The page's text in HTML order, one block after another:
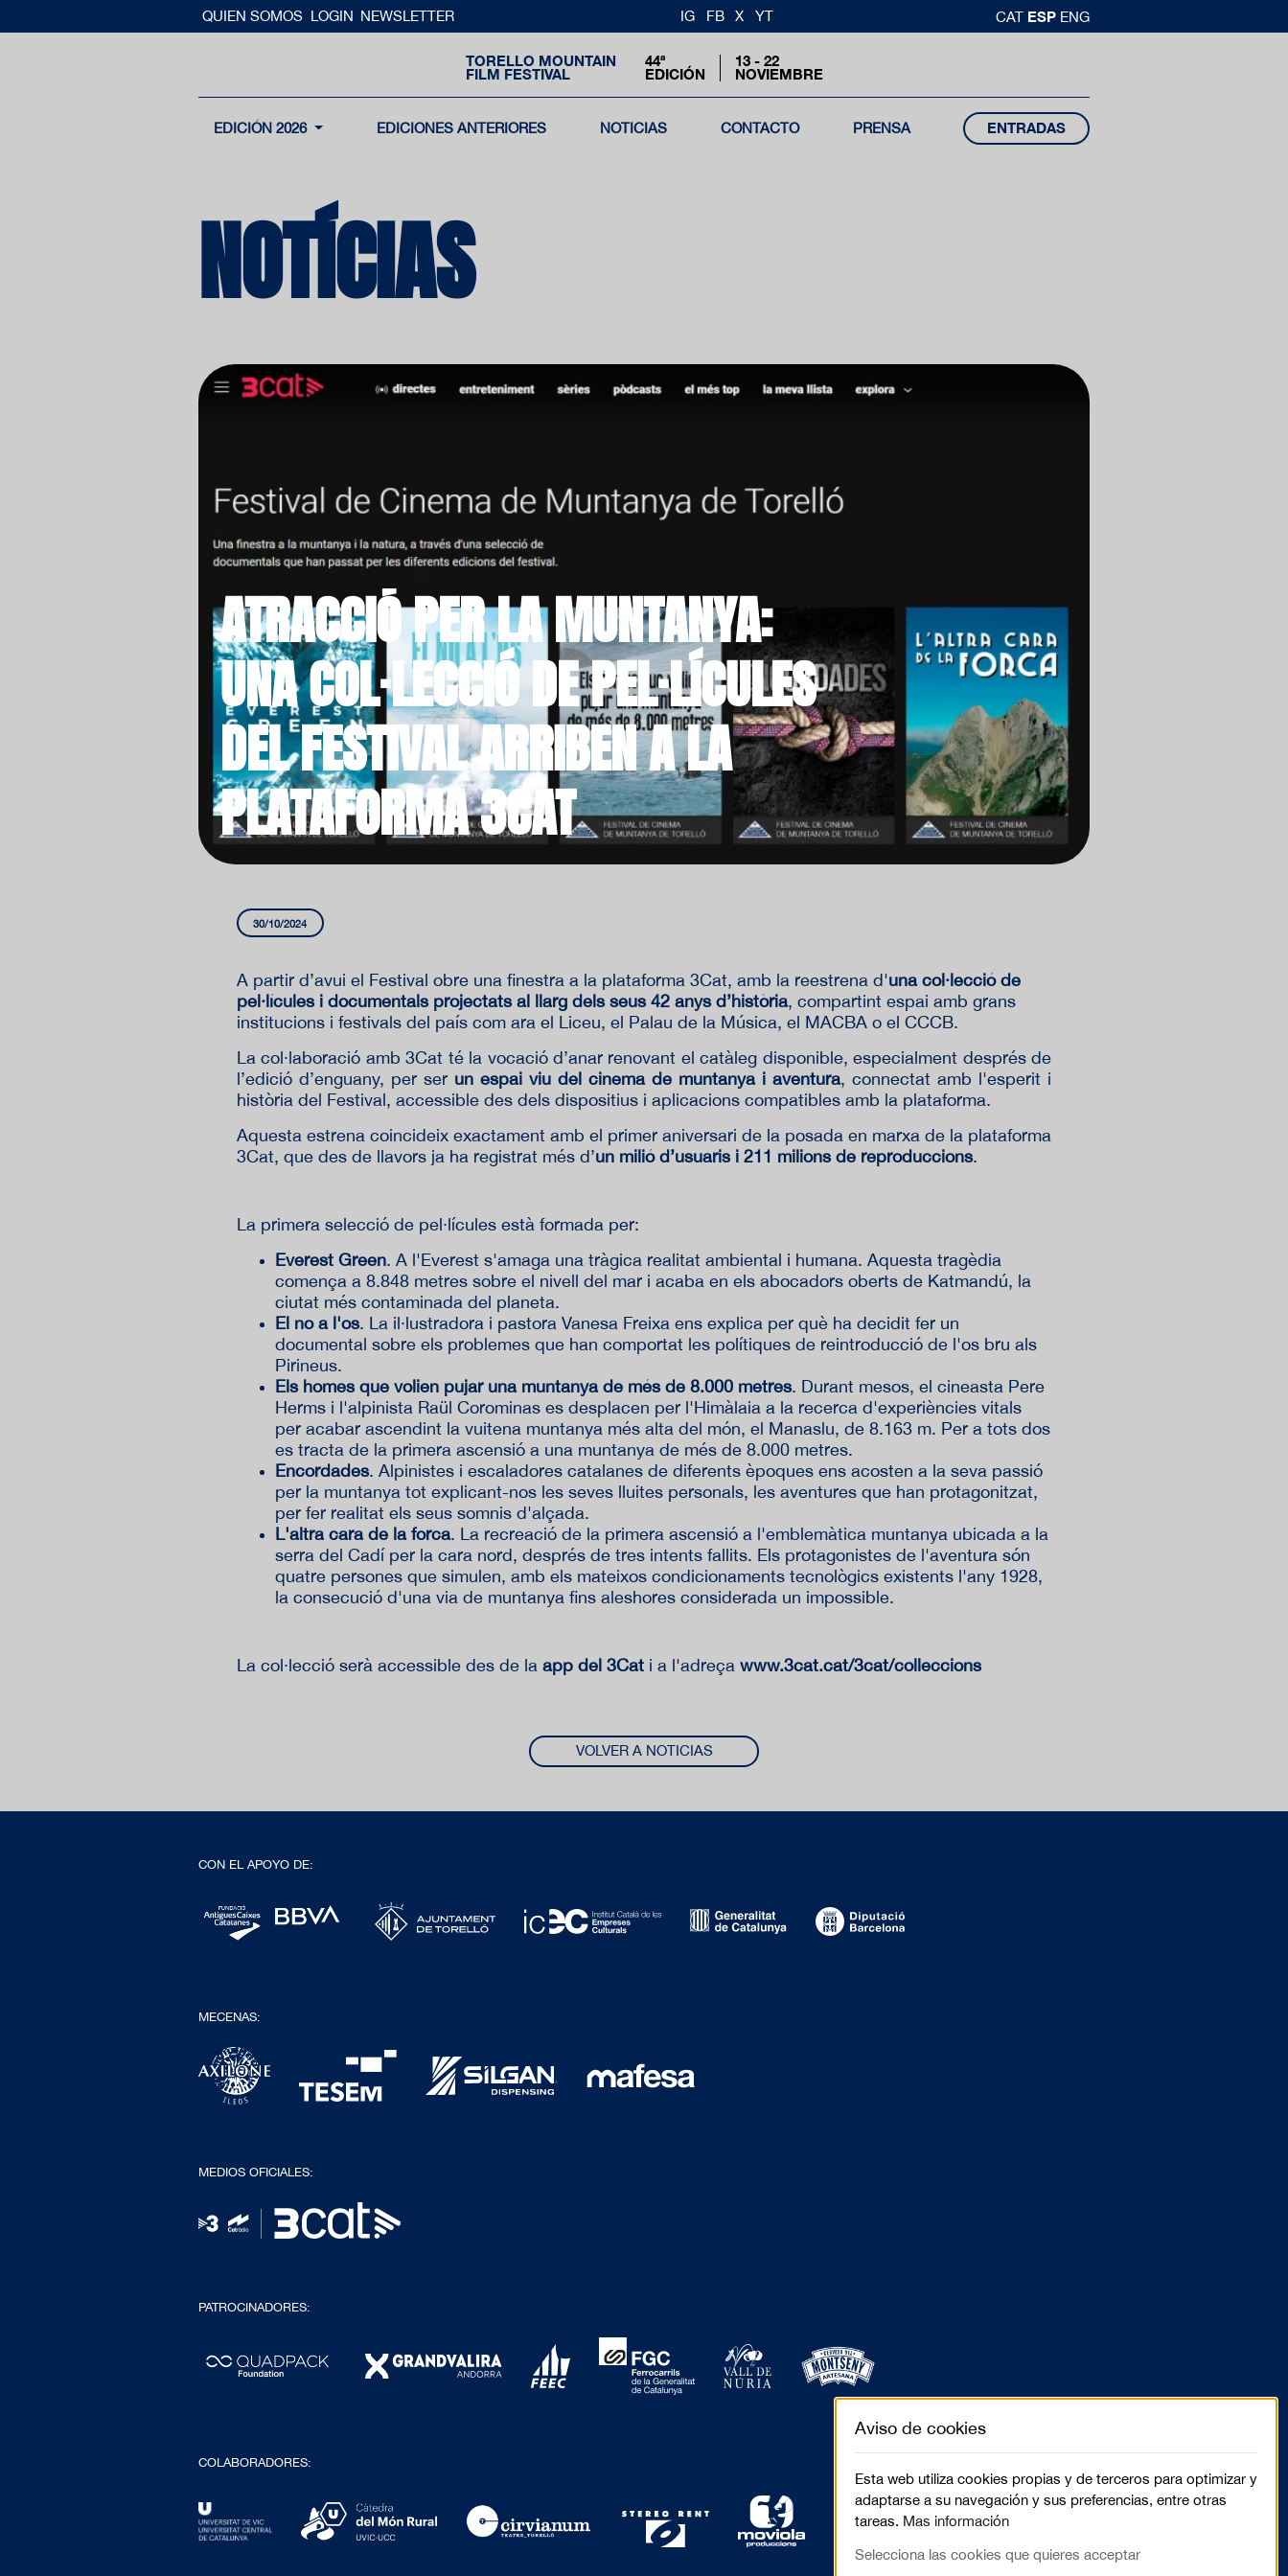
QUIEN SOMOS LOGIN NEWSLETTER IG FB X YT CAT ESP ENG
TORELLO MOUNTAIN
FILM FESTIVAL
44ª
EDICIÓN
13 - 22
NOVIEMBRE
EDICIÓN 2026 EDICIONES ANTERIORES NOTICIAS CONTACTO PRENSA ENTRADAS
NOTÍCIAS
ATRACCIÓ PER LA MUNTANYA:
UNA COL·LECCIÓ DE PEL·LÍCULES
DEL FESTIVAL ARRIBEN A LA
PLATAFORMA 3CAT
30/10/2024
A partir d’avui el Festival obre una finestra a la plataforma 3Cat, amb la reestrena d'una col·lecció de
pel·lícules i documentals projectats al llarg dels seus 42 anys d’història, compartint espai amb grans
institucions i festivals del país com ara el Liceu, el Palau de la Música, el MACBA o el CCCB.
La col·laboració amb 3Cat té la vocació d’anar renovant el catàleg disponible, especialment després de
l’edició d’enguany, per ser un espai viu del cinema de muntanya i aventura, connectat amb l'esperit i
història del Festival, accessible des dels dispositius i aplicacions compatibles amb la plataforma.
Aquesta estrena coincideix exactament amb el primer aniversari de la posada en marxa de la plataforma
3Cat, que des de llavors ja ha registrat més d’un milió d’usuaris i 211 milions de reproduccions.
La primera selecció de pel·lícules està formada per:
Everest Green. A l'Everest s'amaga una tràgica realitat ambiental i humana. Aquesta tragèdia
comença a 8.848 metres sobre el nivell del mar i acaba en els abocadors oberts de Katmandú, la
ciutat més contaminada del planeta.
El no a l'os. La il·lustradora i pastora Vanesa Freixa ens explica per què ha decidit fer un
documental sobre els problemes que han comportat les polítiques de reintroducció de l'os bru als
Pirineus.
Els homes que volien pujar una muntanya de més de 8.000 metres. Durant mesos, el cineasta Pere
Herms i l'alpinista Raül Corominas es desplacen per l'Himàlaia a la recerca d'experiències vitals
per acabar ascendint la vuitena muntanya més alta del món, el Manaslu, de 8.163 m. Per a tots dos
es tracta de la primera ascensió a una muntanya de més de 8.000 metres.
Encordades. Alpinistes i escaladores catalanes de diferents èpoques ens acosten a la seva passió
per la muntanya tot explicant-nos les seves lluites personals, les aventures que han protagonitzat,
per fer realitat els seus somnis d'alçada.
L'altra cara de la forca. La recreació de la primera ascensió a l'emblemàtica muntanya ubicada a la
serra del Cadí per la cara nord, després de tres intents fallits. Els protagonistes de l'aventura són
quatre persones que simulen, amb els mateixos condicionaments tecnològics existents l'any 1928,
la consecució d'una via de muntanya fins aleshores considerada un impossible.
La col·lecció serà accessible des de la app del 3Cat i a l'adreça www.3cat.cat/3cat/colleccions
VOLVER A NOTICIAS
CON EL APOYO DE:
MECENAS:
MEDIOS OFICIALES:
PATROCINADORES:
COLABORADORES:
Aviso de cookies
Esta web utiliza cookies propias y de terceros para optimizar y
adaptarse a su navegación y sus preferencias, entre otras
tareas. Mas información
Selecciona las cookies que quieres acceptar